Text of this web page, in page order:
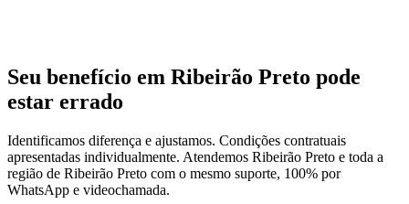
Seu benefício em Ribeirão Preto pode
estar errado
Identificamos diferença e ajustamos. Condições contratuais
apresentadas individualmente. Atendemos Ribeirão Preto e toda a
região de Ribeirão Preto com o mesmo suporte, 100% por
WhatsApp e videochamada.